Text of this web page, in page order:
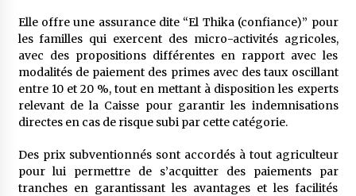
Elle offre une assurance dite “El Thika (confiance)” pour
les familles qui exercent des micro-activités agricoles,
avec des propositions différentes en rapport avec les
modalités de paiement des primes avec des taux oscillant
entre 10 et 20 %, tout en mettant à disposition les experts
relevant de la Caisse pour garantir les indemnisations
directes en cas de risque subi par cette catégorie.
Des prix subventionnés sont accordés à tout agriculteur
pour lui permettre de s’acquitter des paiements par
tranches en garantissant les avantages et les facilités